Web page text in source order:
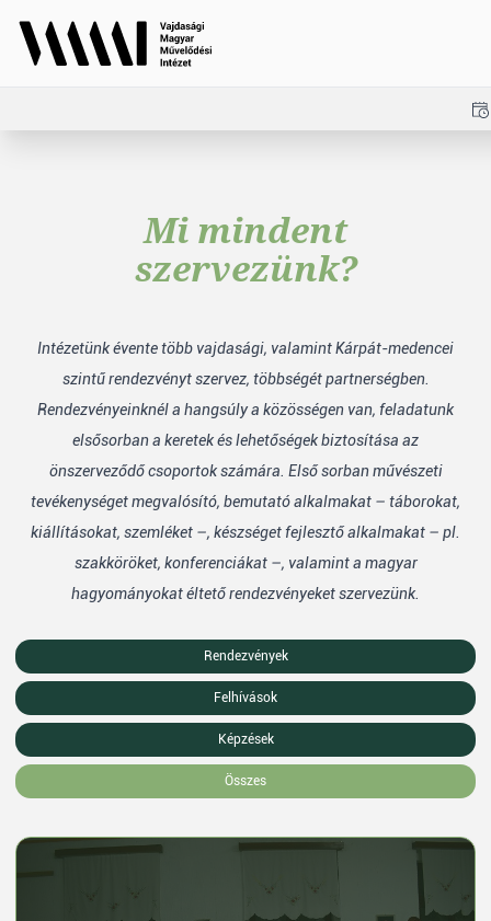
Mi mindent
szervezünk?
Intézetünk évente több vajdasági, valamint Kárpát-medencei
szintű rendezvényt szervez, többségét partnerségben.
Rendezvényeinknél a hangsúly a közösségen van, feladatunk
elsősorban a keretek és lehetőségek biztosítása az
önszerveződő csoportok számára. Első sorban művészeti
tevékenységet megvalósító, bemutató alkalmakat – táborokat,
kiállításokat, szemléket –, készséget fejlesztő alkalmakat – pl.
szakköröket, konferenciákat –, valamint a magyar
hagyományokat éltető rendezvényeket szervezünk.
Rendezvények
Felhívások
Képzések
Összes